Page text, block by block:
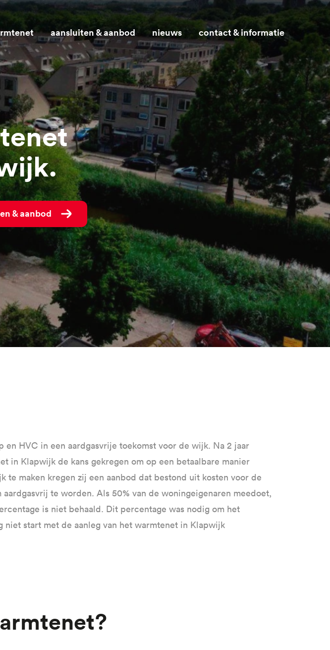
aansluiten & aanbod nieuws contact & informatie
& aanbod
HVC in een aardgasvrije toekomst voor de wijk. Na 2 jaar
in Klapwijk de kans gekregen om op een betaalbare manier
maken kregen zij een aanbod dat bestond uit kosten voor de
te worden. Als 50% van de woningeigenaren meedoet,
is niet behaald. Dit percentage was nodig om het
start met de aanleg van het warmtenet in Klapwijk